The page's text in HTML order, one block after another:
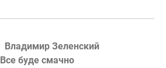
Владимир Зеленский
Все буде смачно